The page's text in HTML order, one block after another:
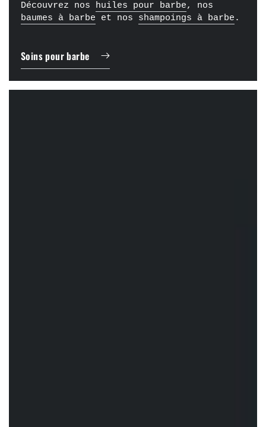
Découvrez nos huiles pour barbe, nos
baumes à barbe et nos shampoings à barbe .
Soins pour barbe